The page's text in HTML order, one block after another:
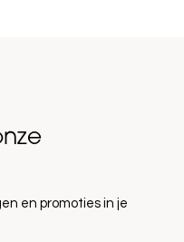
en promoties in je